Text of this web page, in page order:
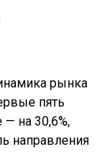
рынка
пять
на 30,6%,
направления